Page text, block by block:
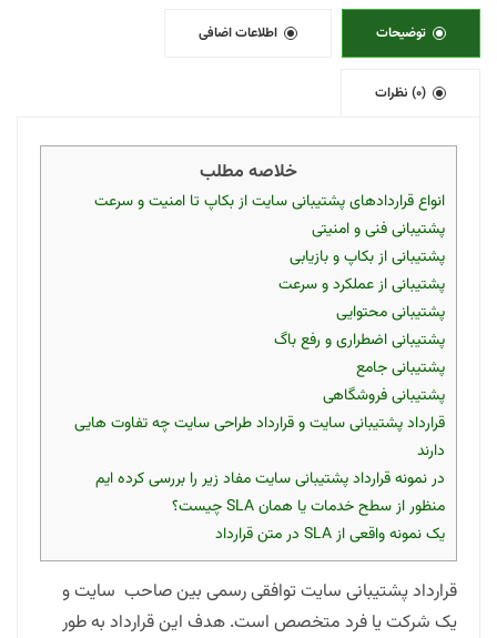
توضیحات اطلاعات اضافی
(0) نظرات
خلاصه مطلب
انواع قراردادهای پشتیبانی سایت از بکاپ تا امنیت و سرعت
پشتیبانی فنی و امنیتی
پشتیبانی از بکاپ و بازیابی
پشتیبانی از عملکرد و سرعت
پشتیبانی محتوایی
پشتیبانی اضطراری و رفع باگ
پشتیبانی جامع
پشتیبانی فروشگاهی
قرارداد پشتیبانی سایت و قرارداد طراحی سایت چه تفاوت هایی
دارند
در نمونه قرارداد پشتیبانی سایت مفاد زیر را بررسی کرده ایم
منظور از سطح خدمات یا همان SLA چیست؟
یک نمونه واقعی از SLA در متن قرارداد
قرارداد پشتیبانی سایت توافقی رسمی بین صاحب سایت و
یک شرکت یا فرد متخصص است. هدف این قرارداد به طور